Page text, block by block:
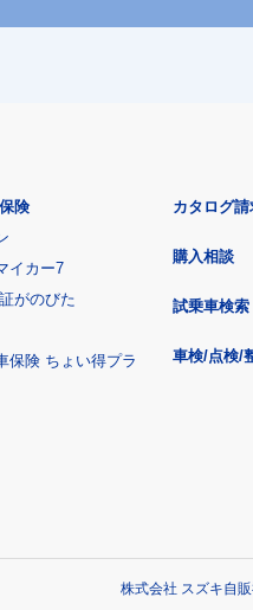
険
イカー7
がのびた
保険 ちょい得プラ
カタログ請
購入相談
試乗車検索
車検/点検/
株式会社 スズキ自